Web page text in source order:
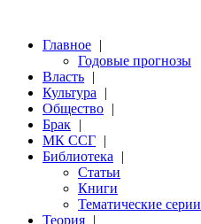
Главное |
Годовые прогнозы
Власть |
Культура
|
Общество |
Брак |
МК ССГ |
Библиотека
|
Статьи
Книги
Тематические серии
Теория |